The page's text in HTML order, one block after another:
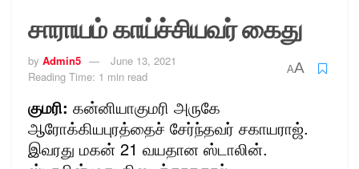
சாராயம் காய்ச்சியவர் கைது
by Admin5
June 13, 2021
Reading Time: 1 min read
AA
குமரி: கன்னியாகுமரி அருகே
ஆரோக்கியபுரத்தைச் சேர்ந்தவர் சகாயராஜ்.
இவரது மகன் 21 வயதான ஸ்டாலின்.